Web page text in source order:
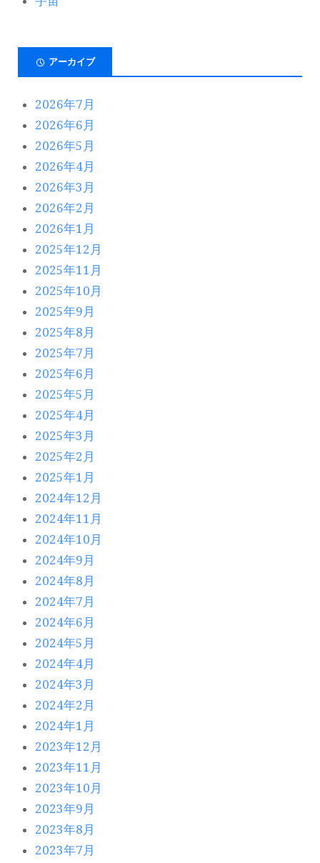
アーカイブ
2026年7月
2026年6月
2026年5月
2026年4月
2026年3月
2026年2月
2026年1月
2025年12月
2025年11月
2025年10月
2025年9月
2025年8月
2025年7月
2025年6月
2025年5月
2025年4月
2025年3月
2025年2月
2025年1月
2024年12月
2024年11月
2024年10月
2024年9月
2024年8月
2024年7月
2024年6月
2024年5月
2024年4月
2024年3月
2024年2月
2024年1月
2023年12月
2023年11月
2023年10月
2023年9月
2023年8月
2023年7月